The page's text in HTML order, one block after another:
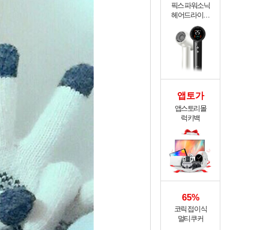
픽스 파워소닉
헤어드라이기
XHS-702
앱토가
앱스토리몰
럭키백
65%
코릭 접이식
멀티쿠커